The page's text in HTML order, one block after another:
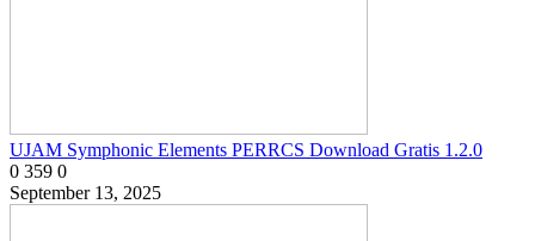
UJAM Symphonic Elements PERRCS Download Gratis 1.2.0
0 359 0
September 13, 2025